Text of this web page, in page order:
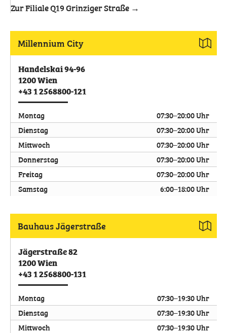
Zur Filiale Q19 Grinziger Straße →
Millennium City
Handelskai 94-96
1200Wien
+43 1 2568800-121
Montag
07:30–20:00 Uhr
Dienstag
07:30–20:00 Uhr
Mittwoch
07:30–20:00 Uhr
Donnerstag
07:30–20:00 Uhr
Freitag
07:30–20:00 Uhr
Samstag
6:00–18:00 Uhr
Bauhaus Jägerstraße
Jägerstraße 82
1200Wien
+43 1 2568800-131
Montag
07:30–19:30 Uhr
Dienstag
07:30–19:30 Uhr
Mittwoch
07:30–19:30 Uhr